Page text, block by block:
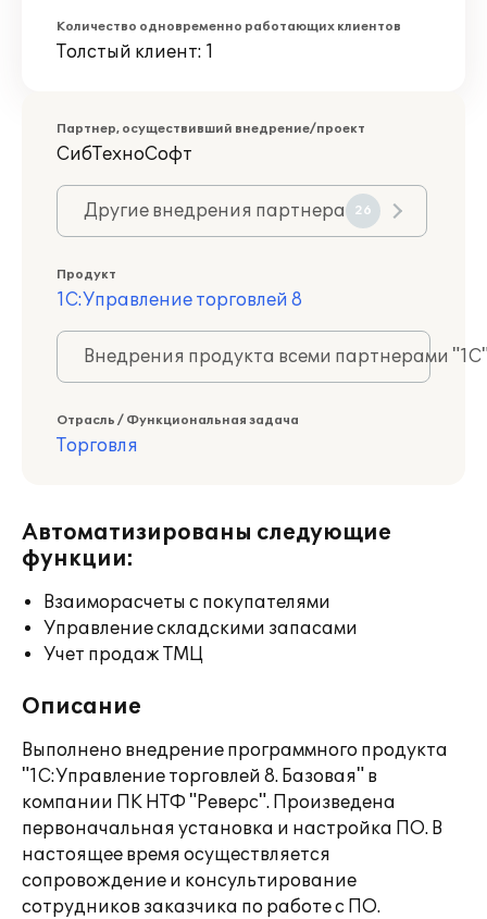
Количество одновременно работающих клиентов
Толстый клиент: 1
Партнер, осуществивший внедрение/проект
СибТехноСофт
Другие внедрения партнера 26
Продукт
1С:Управление торговлей 8
Внедрения продукта всеми партнерами
Отрасль / Функциональная задача
Торговля
Автоматизированы следующие
функции:
Взаиморасчеты с покупателями
Управление складскими запасами
Учет продаж ТМЦ
Описание
Выполнено внедрение программного продукта
"1С:Управление торговлей 8. Базовая" в
компании ПК НТФ "Реверс". Произведена
первоначальная установка и настройка ПО. В
настоящее время осуществляется
сопровождение и консультирование
сотрудников заказчика по работе с ПО.